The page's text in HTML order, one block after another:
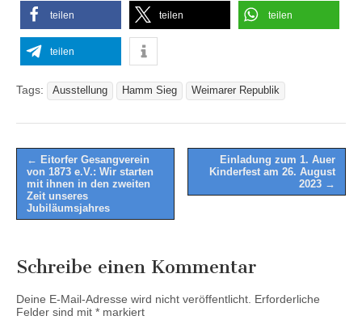
teilen teilen teilen
teilen
Tags: Ausstellung Hamm Sieg Weimarer Republik
Post
navigation
← Eitorfer Gesangverein
von 1873 e.V.: Wir starten
mit ihnen in den zweiten
Zeit unseres
Jubiläumsjahres
Einladung zum 1. Auer
Kinderfest am 26. August
2023 →
Schreibe einen Kommentar
Deine E-Mail-Adresse wird nicht veröffentlicht. Erforderliche
Felder sind mit * markiert